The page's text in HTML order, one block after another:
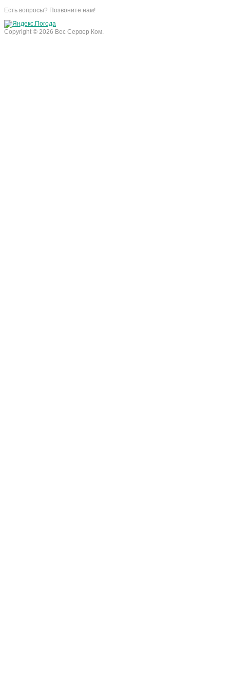
Есть вопросы? Позвоните нам!
Copyright © 2026 Вес Сервер Ком.